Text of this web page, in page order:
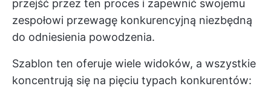
przejść przez ten proces i zapewnić swojemu
zespołowi przewagę konkurencyjną niezbędną
do odniesienia powodzenia.
Szablon ten oferuje wiele widoków, a wszystkie
koncentrują się na pięciu typach konkurentów: